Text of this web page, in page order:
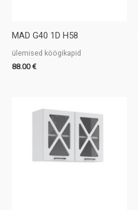
MAD G40 1D H58
ülemised köögikapid
88.00€